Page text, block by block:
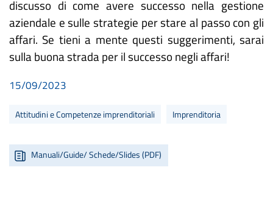
discusso di come avere successo nella gestione
aziendale e sulle strategie per stare al passo con gli
affari. Se tieni a mente questi suggerimenti, sarai
sulla buona strada per il successo negli affari!
15/09/2023
Attitudini e Competenze imprenditoriali Imprenditoria
Manuali/Guide/ Schede/Slides (PDF)